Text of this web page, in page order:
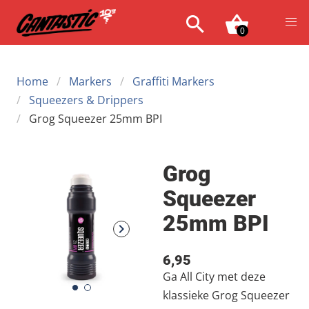
0
Home Markers
Graffiti Markers
Squeezers & Drippers
Grog Squeezer 25mm BPI
Grog
Squeezer
25mm BPI
6,95
Ga All City met deze
klassieke Grog Squeezer